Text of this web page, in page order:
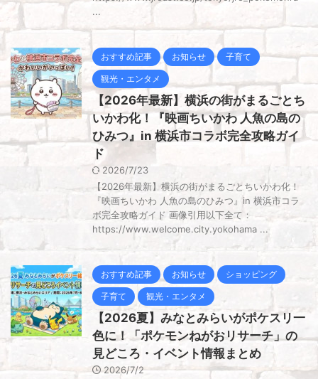
...
おすすめ記事 お知らせ 子育て
観光・エンタメ
【2026年最新】横浜の街がまるごとち
いかわ化！『映画ちいかわ 人魚の島の
ひみつ』in 横浜市コラボ完全攻略ガイ
ド
2026/7/23
【2026年最新】横浜の街がまるごとちいかわ化！
『映画ちいかわ 人魚の島のひみつ』in 横浜市コラ
ボ完全攻略ガイド 画像引用以下全て：
https://www.welcome.city.yokohama ...
おすすめ記事 お知らせ ショッピング
子育て 観光・エンタメ
【2026夏】みなとみらいがポケスリ一
色に！「ポケモンねがおリサーチ」の
見どころ・イベント情報まとめ
2026/7/2